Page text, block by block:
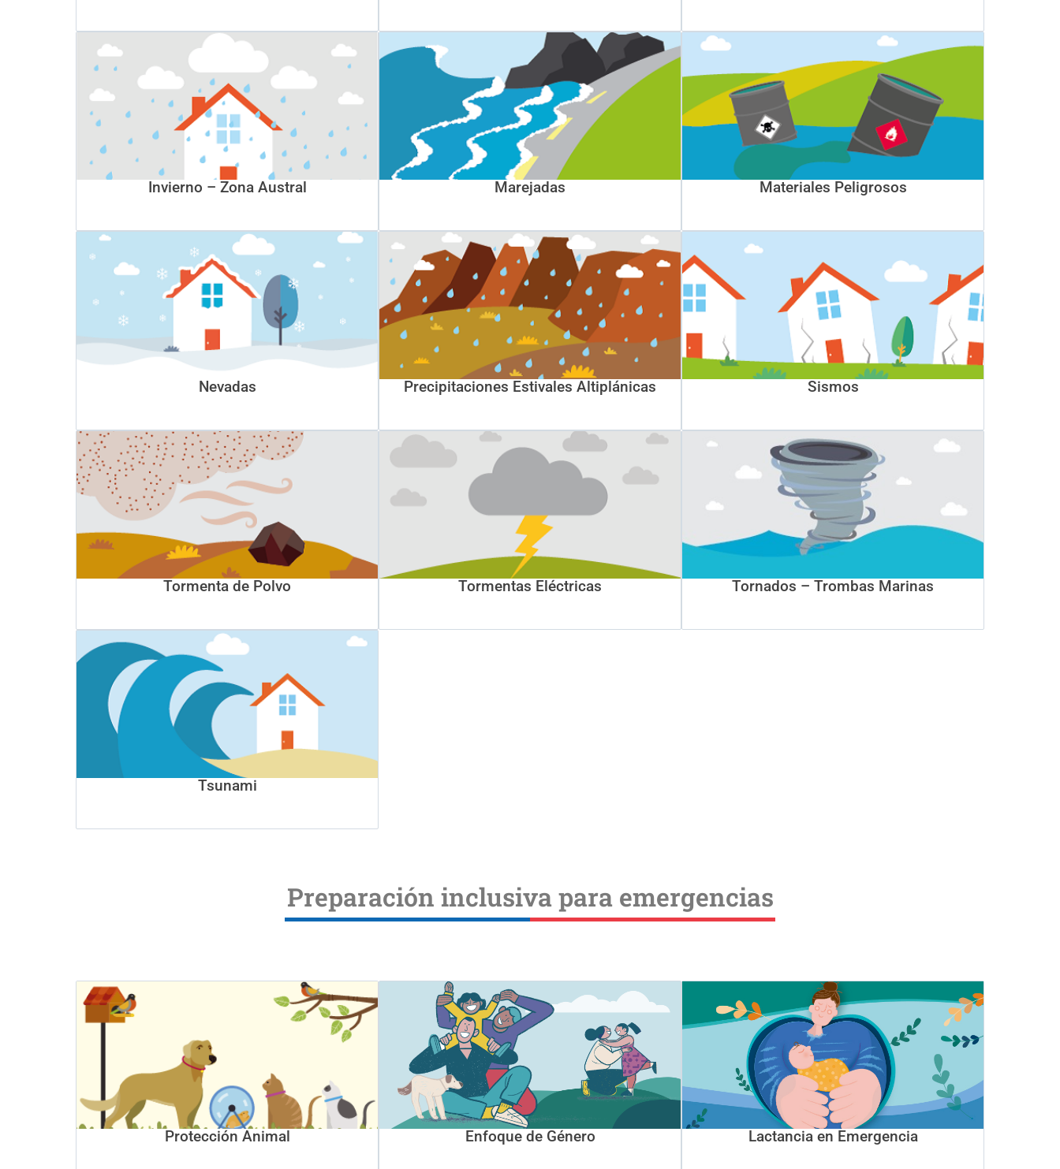
Invierno – Zona Austral Marejadas Materiales Peligrosos
Nevadas Precipitaciones Estivales Altiplánicas Sismos
Tormenta de Polvo Tormentas Eléctricas Tornados – Trombas Marinas
Tsunami
Preparación inclusiva para emergencias
Protección Animal Enfoque de Género Lactancia en Emergencia